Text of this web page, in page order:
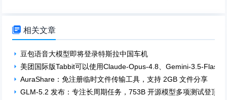
 相关文章
豆包语音大模型即将登录特斯拉中国车机
美团国际版Tabbit可以使用Claude-Opus-4.8、Gemini-3.5-Flash
AuraShare：免注册临时文件传输工具，支持 2GB 文件分享
GLM-5.2 发布：专注长周期任务，753B 开源模型多项测试登顶